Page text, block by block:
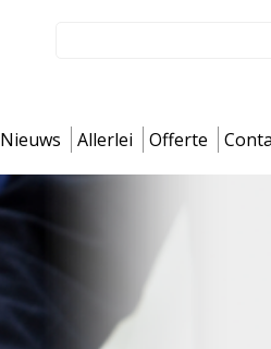
Nieuws Allerlei Offerte